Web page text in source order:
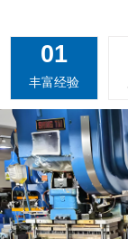
01
丰富经验